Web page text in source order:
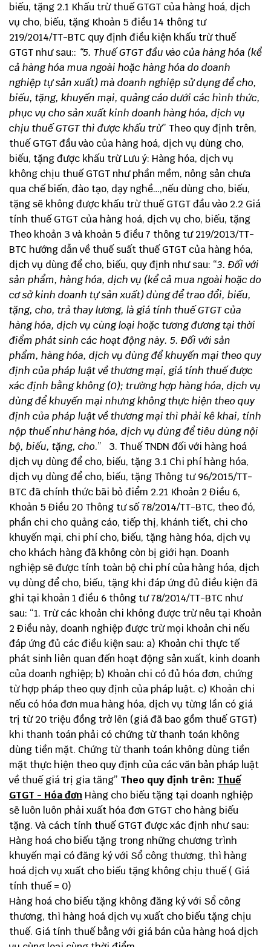
biếu, tặng 2.1 Khấu trừ thuế GTGT của hàng hoá, dịch
vụ cho, biếu, tặng Khoản 5 điều 14 thông tư
219/2014/TT-BTC quy định điều kiện khấu trừ thuế
GTGT như sau:: “5. Thuế GTGT đầu vào của hàng hóa (kể
cả hàng hóa mua ngoài hoặc hàng hóa do doanh
nghiệp tự sản xuất) mà doanh nghiệp sử dụng để cho,
biếu, tặng, khuyến mại, quảng cáo dưới các hình thức,
phục vụ cho sản xuất kinh doanh hàng hóa, dịch vụ
chịu thuế GTGT thì được khấu trừ” Theo quy định trên,
thuế GTGT đầu vào của hàng hoá, dịch vụ dùng cho,
biếu, tặng được khấu trừ Lưu ý: Hàng hóa, dịch vụ
không chịu thuế GTGT như phần mềm, nông sản chưa
qua chế biến, đào tạo, dạy nghề…,nếu dùng cho, biếu,
tặng sẽ không được khấu trừ thuế GTGT đầu vào 2.2 Giá
tính thuế GTGT của hàng hoá, dịch vụ cho, biếu, tặng
Theo khoản 3 và khoản 5 điều 7 thông tư 219/2013/TT-
BTC hướng dẫn về thuế suất thuế GTGT của hàng hóa,
dịch vụ dùng để cho, biếu, quy định như sau: “3. Đối với
sản phẩm, hàng hóa, dịch vụ (kể cả mua ngoài hoặc do
cơ sở kinh doanh tự sản xuất) dùng để trao đổi, biếu,
tặng, cho, trả thay lương, là giá tính thuế GTGT của
hàng hóa, dịch vụ cùng loại hoặc tương đương tại thời
điểm phát sinh các hoạt động này. 5. Đối với sản
phẩm, hàng hóa, dịch vụ dùng để khuyến mại theo quy
định của pháp luật về thương mại, giá tính thuế được
xác định bằng không (0); trường hợp hàng hóa, dịch vụ
dùng để khuyến mại nhưng không thực hiện theo quy
định của pháp luật về thương mại thì phải kê khai, tính
nộp thuế như hàng hóa, dịch vụ dùng để tiêu dùng nội
bộ, biếu, tặng, cho.” 3. Thuế TNDN đối với hàng hoá
dịch vụ dùng để cho, biếu, tặng 3.1 Chi phí hàng hóa,
dịch vụ dùng để cho, biếu, tặng Thông tư 96/2015/TT-
BTC đã chính thức bãi bỏ điểm 2.21 Khoản 2 Điều 6,
Khoản 5 Điều 20 Thông tư số 78/2014/TT-BTC, theo đó,
phần chi cho quảng cáo, tiếp thị, khánh tiết, chi cho
khuyến mại, chi phí cho, biếu, tặng hàng hóa, dịch vụ
cho khách hàng đã không còn bị giới hạn. Doanh
nghiệp sẽ được tính toàn bộ chi phí của hàng hóa, dịch
vụ dùng để cho, biếu, tặng khi đáp ứng đủ điều kiện đã
ghi tại khoản 1 điều 6 thông tư 78/2014/TT-BTC như
sau: “1. Trừ các khoản chi không được trừ nêu tại Khoản
2 Điều này, doanh nghiệp được trừ mọi khoản chi nếu
đáp ứng đủ các điều kiện sau: a) Khoản chi thực tế
phát sinh liên quan đến hoạt động sản xuất, kinh doanh
của doanh nghiệp; b) Khoản chi có đủ hóa đơn, chứng
từ hợp pháp theo quy định của pháp luật. c) Khoản chi
nếu có hóa đơn mua hàng hóa, dịch vụ từng lần có giá
trị từ 20 triệu đồng trở lên (giá đã bao gồm thuế GTGT)
khi thanh toán phải có chứng từ thanh toán không
dùng tiền mặt. Chứng từ thanh toán không dùng tiền
mặt thực hiện theo quy định của các văn bản pháp luật
về thuế giá trị gia tăng” Theo quy định trên: Thuế
GTGT - Hóa đơn Hàng cho biếu tặng tại doanh nghiệp
sẽ luôn luôn phải xuất hóa đơn GTGT cho hàng biếu
tặng. Và cách tính thuế GTGT được xác định như sau:
Hàng hoá cho biếu tặng trong những chương trình
khuyến mại có đăng ký với Sổ công thương, thì hàng
hoá dịch vụ xuất cho biếu tặng không chịu thuế ( Giá
tính thuế = 0)
Hàng hoá cho biếu tặng không đăng ký với Sổ công
thương, thì hàng hoá dịch vụ xuất cho biếu tặng chịu
thuế. Giá tính thuế bằng với giá bán của hàng hoá dịch